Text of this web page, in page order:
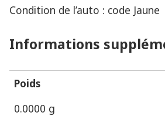
Condition de l’auto : code Jaune
Informations
Poids
0.0000 g